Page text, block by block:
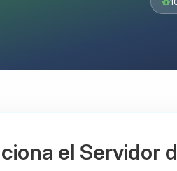
el Servidor